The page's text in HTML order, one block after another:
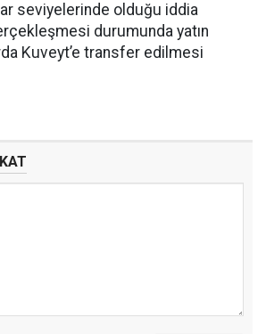
seviyelerinde olduğu iddia
durumunda yatın
Kuveyt’e transfer edilmesi